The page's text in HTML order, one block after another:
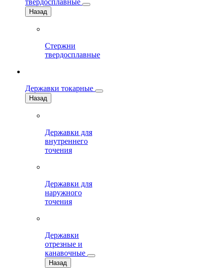
твердосплавные
Назад
Стержни
твердосплавные
Державки токарные
Назад
Державки для
внутреннего
точения
Державки для
наружного
точения
Державки
отрезные и
канавочные
Назад